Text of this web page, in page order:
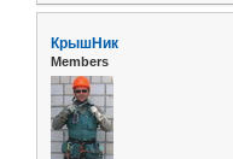
КрышНик
Members